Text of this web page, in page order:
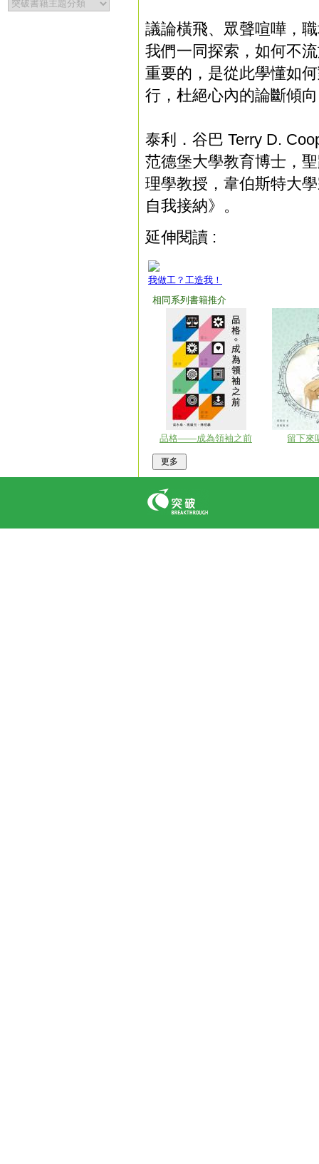
議論橫飛、眾聲喧嘩，
我們一同探索，如何不
重要的，是從此學懂如
行，杜絕心內的論斷傾
泰利．谷巴 Terry D.
范德堡大學教育博士，
理學教授，韋伯斯特大
自我接納》。
延伸閱讀 :
我做工？工造我！
相同系列書籍推介
品格——成為領袖之前 留下來